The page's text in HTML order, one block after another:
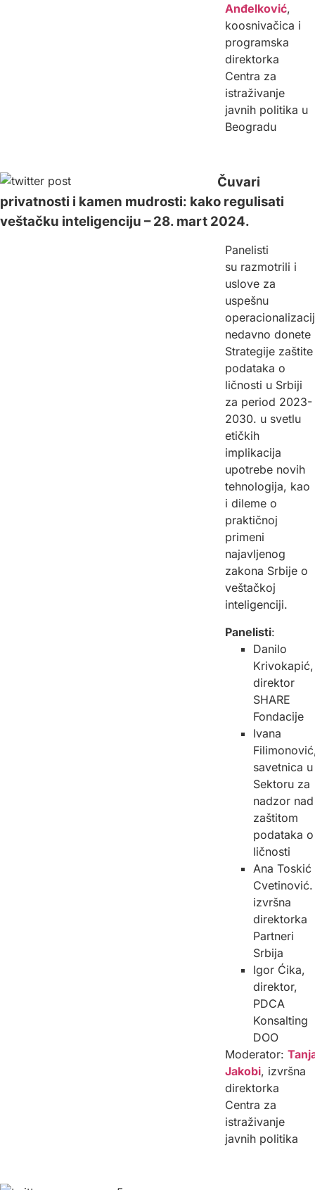
Anđelković,
koosnivačica i
programska
direktorka
Centra za
istraživanje
javnih politika u
Beogradu
Čuvari
privatnosti i kamen mudrosti: kako regulisati
veštačku inteligenciju – 28. mart 2024.
Panelisti
su razmotrili i
uslove za
uspešnu
nedavno donete
Strategije zaštite
podataka o
ličnosti u Srbiji
za period 2023-
2030. u svetlu
etičkih
implikacija
upotrebe novih
tehnologija, kao
i dileme o
praktičnoj
primeni
najavljenog
zakona Srbije o
veštačkoj
inteligenciji.
Panelisti:
Danilo
Krivokapić,
direktor
SHARE
Fondacije
Ivana
savetnica u
Sektoru za
nadzor nad
zaštitom
podataka o
ličnosti
Ana Toskić
Cvetinović.
izvršna
direktorka
Partneri
Srbija
Igor Ćika,
direktor,
PDCA
Konsalting
DOO
Moderator:
Jakobi, izvršna
direktorka
Centra za
istraživanje
javnih politika